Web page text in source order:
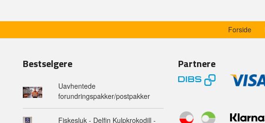
Forside
Bestselgere
Uavhentede
forundringspakker/postpakker
Fiskesluk - Delfin Kulpkrokodill -
Partnere